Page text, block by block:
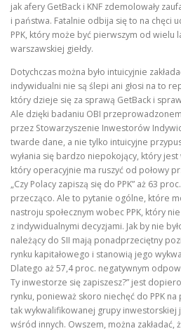
jak afery GetBack i KNF zdemolowały
i państwa. Fatalnie odbija się to na chęci
PPK, który może być pierwszym od wielu
warszawskiej giełdy.
Dotychczas można było intuicyjnie
indywidualni nie są ślepi ani głosi na to
który dzieje się za sprawą GetBack i
Ale dzięki badaniu OBI
przez Stowarzyszenie Inwestorów
twarde dane, a nie tylko intuicyjne
wyłania się bardzo niepokojący, który
który operacyjnie ma ruszyć od połowy
„Czy Polacy zapiszą się do PPK” aż 63
przecząco. Ale to pytanie ogólne, które
nastroju społecznym wobec PPK, który
z indywidualnymi decyzjami. Jak by nie
należący do SII mają ponadprzeciętny
rynku kapitałowego i stanowią jego
Dlatego aż 57,4 proc. negatywnym
Ty inwestorze się zapiszesz?” jest
rynku, ponieważ skoro niechęć do PPK
tak wykwalifikowanej grupy
wśród innych. Owszem, można